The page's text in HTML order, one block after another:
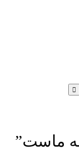
ماست”